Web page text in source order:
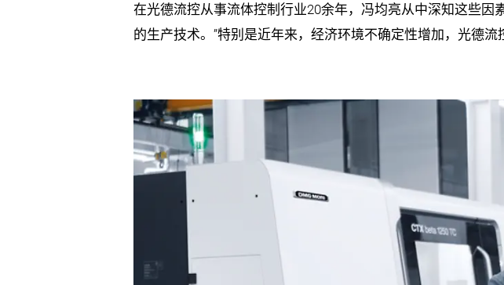
在光德流控从事流体控制行业20余年，冯均亮从中深知这些
的生产技术。”特别是近年来，经济环境不确定性增加，光德